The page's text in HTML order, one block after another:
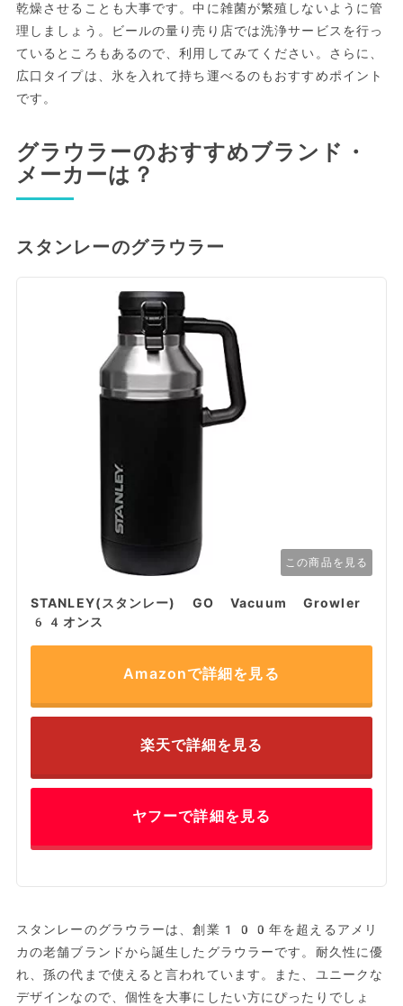
乾燥させることも大事です。中に雑菌が繁殖しないように管
理しましょう。ビールの量り売り店では洗浄サービスを行っ
ているところもあるので、利用してみてください。さらに、
広口タイプは、氷を入れて持ち運べるのもおすすめポイント
です。
グラウラーのおすすめブランド・
メーカーは？
スタンレーのグラウラー
この商品を見る
STANLEY(スタンレー) GO Vacuum Growler
64オンス
Amazonで詳細を見る
楽天で詳細を見る
ヤフーで詳細を見る
スタンレーのグラウラーは、創業100年を超えるアメリ
カの老舗ブランドから誕生したグラウラーです。耐久性に優
れ、孫の代まで使えると言われています。また、ユニークな
デザインなので、個性を大事にしたい方にぴったりでしょ